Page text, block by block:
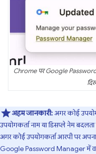
Chrome पर Google
अहम जानकारी:अगर कोई
उपयोगकर्ता नाम या डिसप्ले नेम
अगर कोई उपयोगकर्ता आरपी पर
Google Password Manager में